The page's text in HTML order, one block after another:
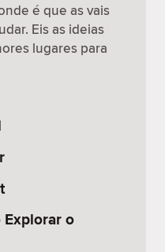
é que as vais
Eis as ideias
lugares para
o